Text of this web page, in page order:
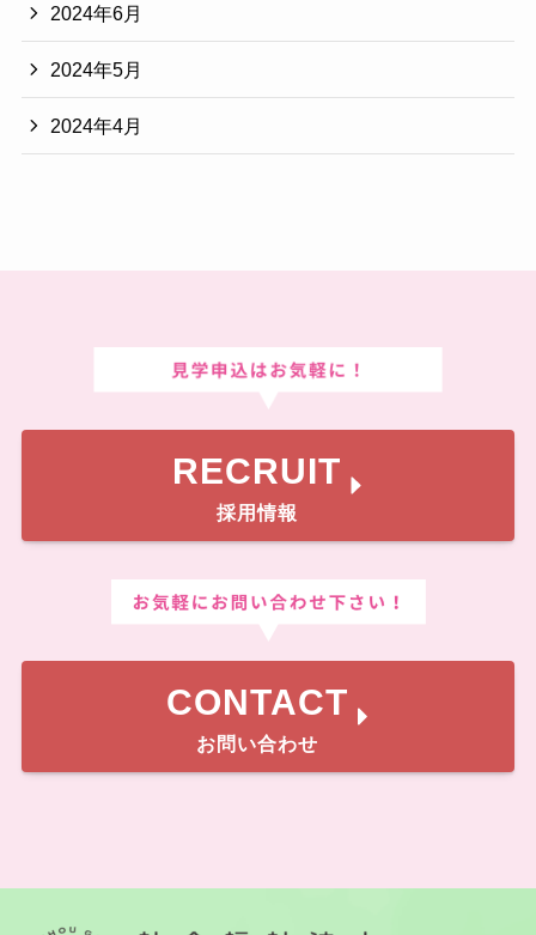
2024年6月
2024年5月
2024年4月
RECRUIT
採用情報
CONTACT
お問い合わせ